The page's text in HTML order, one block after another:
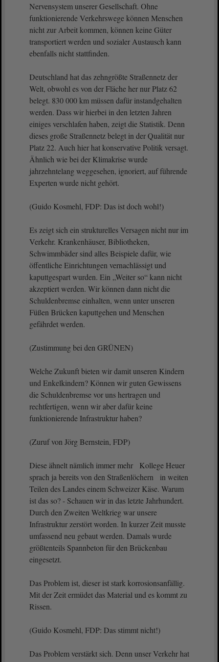
Nervensystem unserer Gesellschaft. Ohne
funktionierende Verkehrswege können Menschen
nicht zur Arbeit kommen, können keine Güter
transportiert werden und sozialer Austausch kann
ebenfalls nicht stattfinden.
Deutschland hat das zehngrößte Straßennetz der
Welt, obwohl es von der Fläche her nur Platz 62
belegt. 830 000 km müssen dafür instandgehalten
werden. Dass wir hierbei in den letzten Jahren
einiges verschlafen haben, zeigt die Statistik. Denn
dieses große Straßennetz belegt in der Qualität nur
Platz 22. Auch hier hat konservative Politik versagt.
Ähnlich wie bei der Klimakrise wurde
jahrzehntelang weggesehen, ignoriert, auf führende
Experten wurde nicht gehört.
(Guido Kosmehl, FDP: Das ist doch wohl!)
Es zeigt sich ein strukturelles Versagen nicht nur im
Verkehr. Krankenhäuser, Bibliotheken,
Schwimmbäder sind alles Beispiele dafür, wie
öffentliche Einrichtungen vernachlässigt und
kaputtgespart wurden. Ein „Weiter so“ kann nicht
akzeptiert werden. Wir können dann nicht die
Schuldenbremse einhalten, wenn unter unseren
Füßen Brücken kaputtgehen und Menschen
gefährdet werden.
(Zustimmung bei den GRÜNEN)
Welche Zukunft bieten wir damit unseren Kindern
und Enkelkindern? Können wir guten Gewissens
die Schuldenbremse vor uns hertragen und
rechtfertigen, wenn wir aber dafür keine
funktionierende Infrastruktur haben?
(Zuruf von Jörg Bernstein, FDP)
Diese ähnelt nämlich immer mehr Kollege Heuer
sprach ja bereits von den Straßenlöchern in weiten
Teilen des Landes einem Schweizer Käse. Warum
ist das so? - Schauen wir in das letzte Jahrhundert.
Durch den Zweiten Weltkrieg war unsere
Infrastruktur zerstört worden. In kurzer Zeit musste
umfassend neu gebaut werden. Damals wurde
größtenteils Spannbeton für den Brückenbau
eingesetzt.
Das Problem ist, dieser ist stark korrosionsanfällig.
Mit der Zeit ermüdet das Material und es kommt zu
Rissen.
(Guido Kosmehl, FDP: Das stimmt nicht!)
Das Problem verstärkt sich. Denn unser Verkehr hat